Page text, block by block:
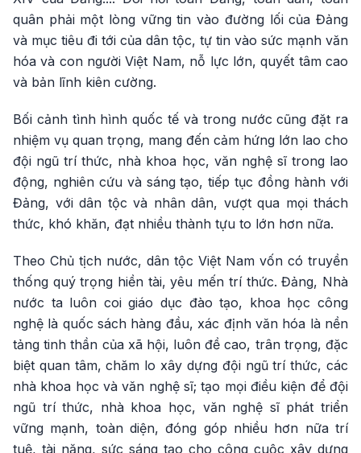
quân phải một lòng vững tin vào đường lối của Đảng
và mục tiêu đi tới của dân tộc, tự tin vào sức mạnh văn
hóa và con người Việt Nam, nỗ lực lớn, quyết tâm cao
và bản lĩnh kiên cường.
Bối cảnh tình hình quốc tế và trong nước cũng đặt ra
nhiệm vụ quan trọng, mang đến cảm hứng lớn lao cho
đội ngũ trí thức, nhà khoa học, văn nghệ sĩ trong lao
động, nghiên cứu và sáng tạo, tiếp tục đồng hành với
Đảng, với dân tộc và nhân dân, vượt qua mọi thách
thức, khó khăn, đạt nhiều thành tựu to lớn hơn nữa.
Theo Chủ tịch nước, dân tộc Việt Nam vốn có truyền
thống quý trọng hiền tài, yêu mến trí thức. Đảng, Nhà
nước ta luôn coi giáo dục đào tạo, khoa học công
nghệ là quốc sách hàng đầu, xác định văn hóa là nền
tảng tinh thần của xã hội, luôn đề cao, trân trọng, đặc
biệt quan tâm, chăm lo xây dựng đội ngũ trí thức, các
nhà khoa học và văn nghệ sĩ; tạo mọi điều kiện để đội
ngũ trí thức, nhà khoa học, văn nghệ sĩ phát triển
vững mạnh, toàn diện, đóng góp nhiều hơn nữa trí
tuệ, tài năng, sức sáng tạo cho công cuộc xây dựng